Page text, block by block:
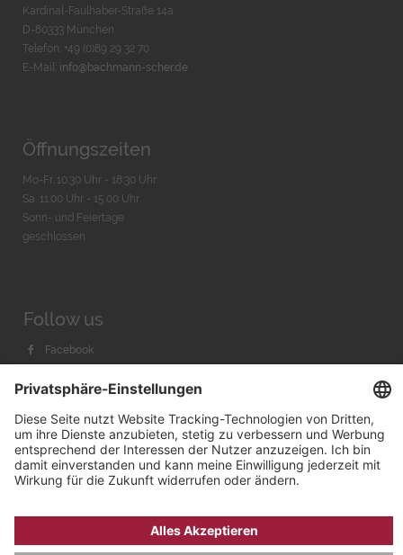
Kardinal-Faulhaber-Straße 14a
D-80333 München
Telefon: +49 (0)89 29 32 70
E-Mail: info@bachmann-scher.de
Öffnungszeiten
Mo-Fr. 10:30 Uhr - 18:30 Uhr
Sa. 11:00 Uhr - 15.00 Uhr
Sonn- und Feiertage
geschlossen
Follow us
Facebook
Youtube